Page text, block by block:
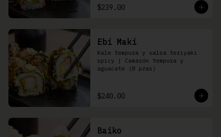
$239.00
Ebi Maki
Kale tempura y salsa teriyaki
spicy | Camarón tempura y
aguacate (8 pzas)
$240.00
Baiko